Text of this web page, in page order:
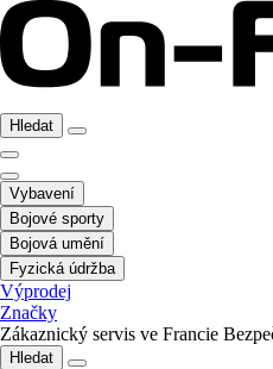
Hledat
Vybavení
Bojové sporty
Bojová umění
Fyzická údržba
Výprodej
Značky
Zákaznický servis ve Francie
Hledat